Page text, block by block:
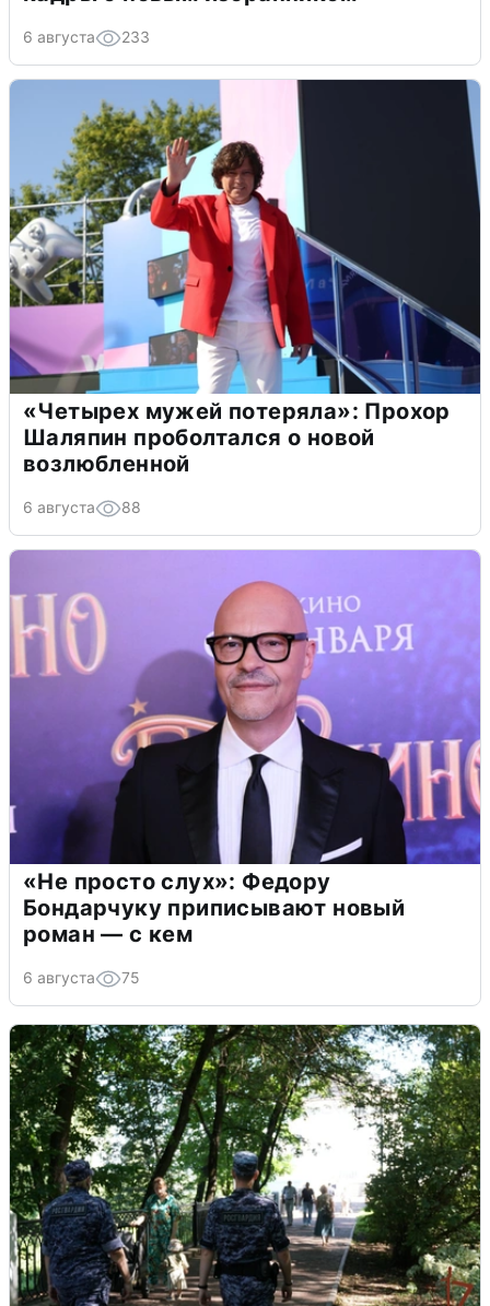
6 августа 233
«Четырех мужей потеряла»: Прохор
Шаляпин проболтался о новой
возлюбленной
6 августа 88
«Не просто слух»: Федору
Бондарчуку приписывают новый
роман — с кем
6 августа 75